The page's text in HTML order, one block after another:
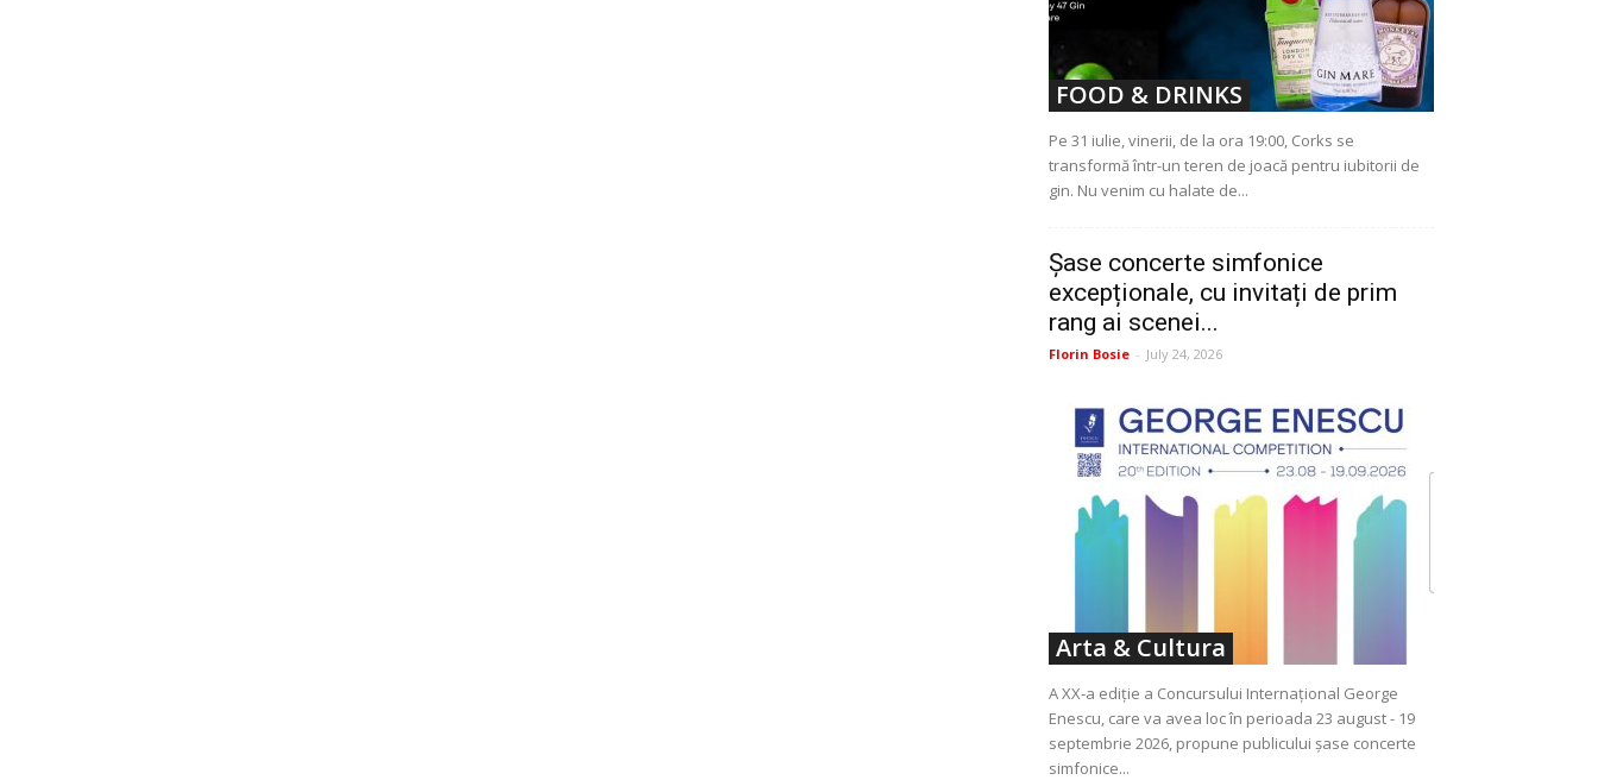
FOOD & DRINKS
Pe 31 iulie, vinerii, de la ora 19:00, Corks se
transformă într-un teren de joacă pentru iubitorii de
gin. Nu venim cu halate de...
Șase concerte simfonice
excepționale, cu invitați de prim
rang ai scenei...
Florin Bosie - July 24, 2026
Arta & Cultura
A XX-a ediție a Concursului Internațional George
Enescu, care va avea loc în perioada 23 august - 19
septembrie 2026, propune publicului șase concerte
simfonice...